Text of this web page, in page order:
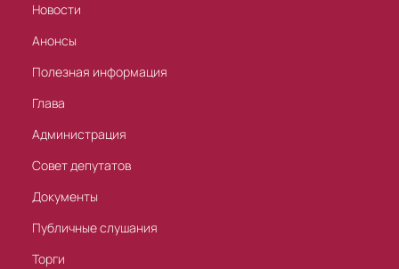
Новости
Анонсы
Полезная информация
Глава
Администрация
Совет депутатов
Документы
Публичные слушания
Торги